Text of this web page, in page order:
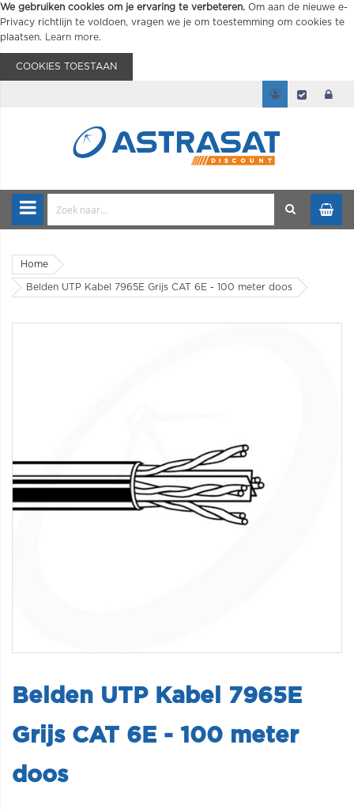
We gebruiken cookies om je ervaring te verbeteren. Om aan de nieuwe e-
Privacy richtlijn te voldoen, vragen we je om toestemming om cookies te
plaatsen.
Learn more.
COOKIES TOESTAAN
Home
Belden UTP Kabel 7965E Grijs CAT 6E - 100 meter doos
Belden UTP Kabel 7965E
Grijs CAT 6E - 100 meter
doos